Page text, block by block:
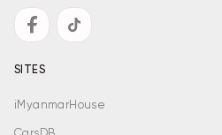
SITES
iMyanmarHouse